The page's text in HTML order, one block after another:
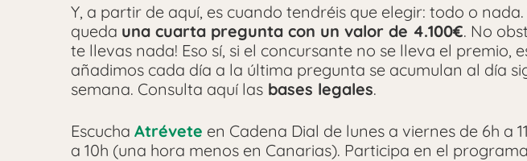
Y, a partir de aquí, es cuando tendréis que elegir: todo o
queda una cuarta pregunta con un valor de 4.100€. No
te llevas nada! Eso sí, si el concursante no se lleva el premio,
añadimos cada día a la última pregunta se acumulan al día
semana. Consulta aquí las bases legales.
Escucha Atrévete en Cadena Dial de lunes a viernes de 6h a
a 10h (una hora menos en Canarias). Participa en el